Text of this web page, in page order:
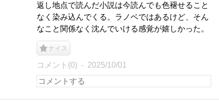
返し地点で読んだ小説は今読んでも色褪せること
なく染み込んでくる。ラノベではあるけど、そん
なこと関係なく沈んでいける感覚が嬉しかった。
ナイス
コメント(0) 2025/10/01